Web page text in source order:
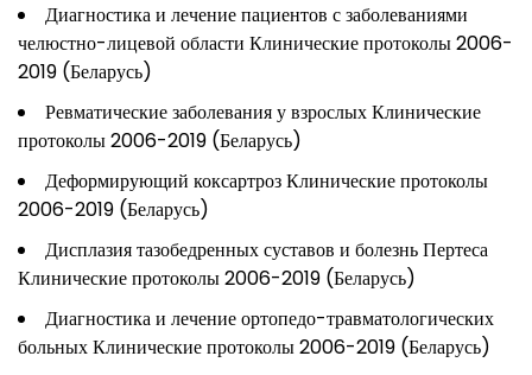
Диагностика и лечение пациентов с заболеваниями
челюстно-лицевой области Клинические протоколы 2006-
2019 (Беларусь)
Ревматические заболевания у взрослых Клинические
протоколы 2006-2019 (Беларусь)
Деформирующий коксартроз Клинические протоколы
2006-2019 (Беларусь)
Дисплазия тазобедренных суставов и болезнь Пертеса
Клинические протоколы 2006-2019 (Беларусь)
Диагностика и лечение ортопедо-травматологических
больных Клинические протоколы 2006-2019 (Беларусь)